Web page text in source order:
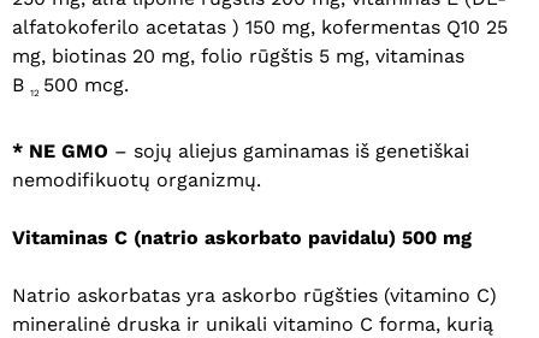
alfatokoferilo acetatas ) 150 mg, kofermentas Q10 25
mg, biotinas 20 mg, folio rūgštis 5 mg, vitaminas
B 12 500 mcg.
* NE GMO – sojų aliejus gaminamas iš genetiškai
nemodifikuotų organizmų.
Vitaminas C (natrio askorbato pavidalu) 500 mg
Natrio askorbatas yra askorbo rūgšties (vitamino C)
mineralinė druska ir unikali vitamino C forma, kurią